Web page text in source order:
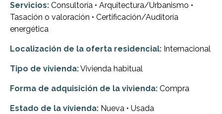
Servicios: Consultoría • Arquitectura/Urbanismo •
Tasación o valoración • Certificación/Auditoría
energética
Localización de la oferta residencial: Internacional
Tipo de vivienda:Vivienda habitual
Forma de adquisición de la vivienda: Compra
Estado de la vivienda: Nueva • Usada